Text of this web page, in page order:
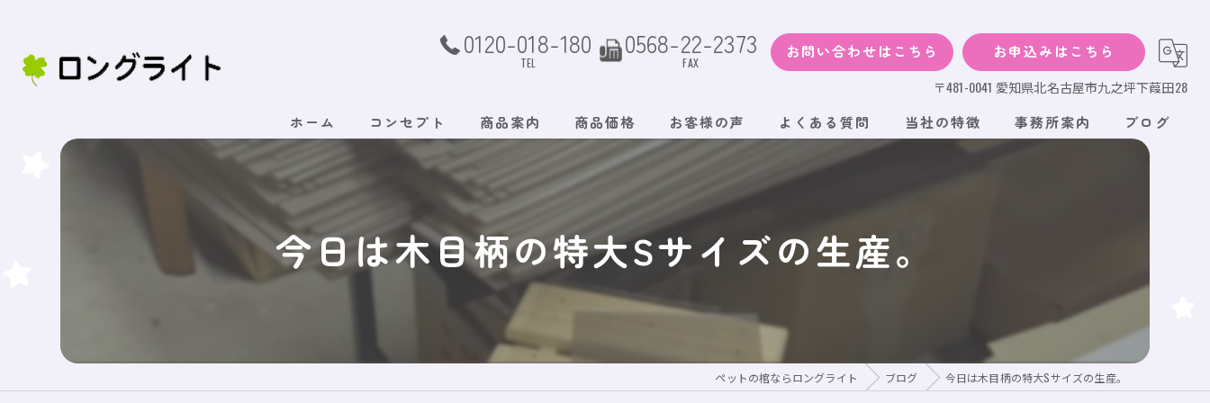
0120-018-180
TEL
0568-22-2373
FAX
お問い合わせはこちら
お申込みはこちら
〒481-0041 愛知県北名古屋市九之坪下葭田28
ホーム
コンセプト 商品案内 商品価格 お客様の声 よくある質問 当社の特徴
小動物
事務所案内 ブログ
今日は木目柄の特大Sサイズの生産。
ペットの棺ならロングライト ブログ 今日は木目柄の特大Sサイズの生産。